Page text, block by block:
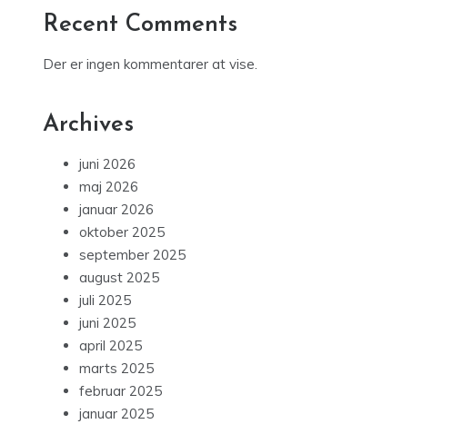
Recent Comments
Der er ingen kommentarer at vise.
Archives
juni 2026
maj 2026
januar 2026
oktober 2025
september 2025
august 2025
juli 2025
juni 2025
april 2025
marts 2025
februar 2025
januar 2025